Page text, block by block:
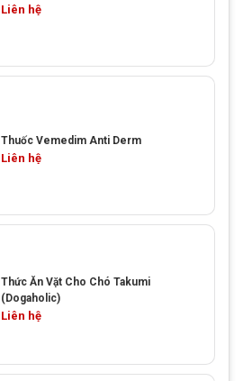
Liên hệ
Thuốc Vemedim Anti Derm
Liên hệ
Thức Ăn Vặt Cho Chó Takumi
(Dogaholic)
Liên hệ